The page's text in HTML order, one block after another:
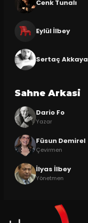
Cenk Tunalı
Eylül İlbey
Sertaç Akkaya
Sahne Arkasi
Dario Fo
Yazar
Füsun Demirel
Çevirmen
İlyas İlbey
Yönetmen